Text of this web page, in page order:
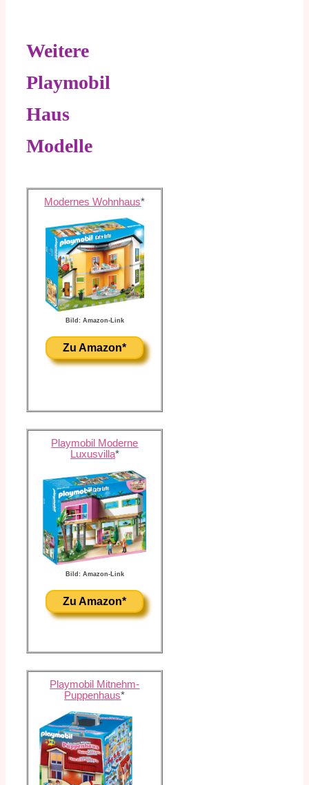
Weitere
Playmobil
Haus
Modelle
Modernes Wohnhaus*
Bild: Amazon-Link
Zu Amazon*
Playmobil Moderne
Luxusvilla*
Bild: Amazon-Link
Zu Amazon*
Playmobil Mitnehm-
Puppenhaus*